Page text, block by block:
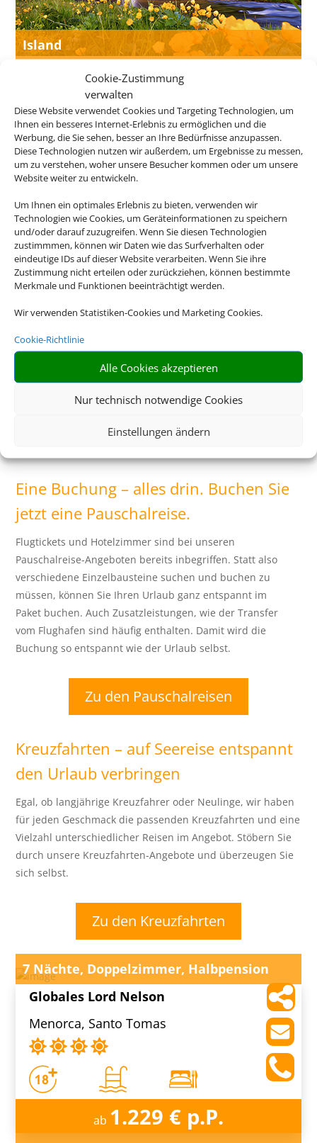
Cookie-Zustimmung
verwalten
Diese Website verwendet Cookies und Targeting Technologien, um
Ihnen ein besseres Internet-Erlebnis zu ermöglichen und die
Werbung, die Sie sehen, besser an Ihre Bedürfnisse anzupassen.
Diese Technologien nutzen wir außerdem, um Ergebnisse zu messen,
um zu verstehen, woher unsere Besucher kommen oder um unsere
Website weiter zu entwickeln.
Um Ihnen ein optimales Erlebnis zu bieten, verwenden wir
Technologien wie Cookies, um Geräteinformationen zu speichern
und/oder darauf zuzugreifen. Wenn Sie diesen Technologien
zustimmmen, können wir Daten wie das Surfverhalten oder
eindeutige IDs auf dieser Website verarbeiten. Wenn Sie ihre
Zustimmung nicht erteilen oder zurückziehen, können bestimmte
Merkmale und Funktionen beeinträchtigt werden.
Wir verwenden Statistiken-Cookies und Marketing Cookies.
Cookie-Richtlinie
Alle Cookies akzeptieren
Nur technisch notwendige Cookies
Einstellungen ändern
Island
Neuseeland
Eine Buchung – alles drin. Buchen Sie
jetzt eine Pauschalreise.
Flugtickets und Hotelzimmer sind bei unseren
Pauschalreise-Angeboten bereits inbegriffen. Statt also
verschiedene Einzelbausteine suchen und buchen zu
müssen, können Sie Ihren Urlaub ganz entspannt im
Paket buchen. Auch Zusatzleistungen, wie der Transfer
vom Flughafen sind häufig enthalten. Damit wird die
Buchung so entspannt wie der Urlaub selbst.
Zu den Pauschalreisen
Kreuzfahrten – auf Seereise entspannt
den Urlaub verbringen
Egal, ob langjährige Kreuzfahrer oder Neulinge, wir haben
für jeden Geschmack die passenden Kreuzfahrten und eine
Vielzahl unterschiedlicher Reisen im Angebot. Stöbern Sie
durch unsere Kreuzfahrten-Angebote und überzeugen Sie
sich selbst.
Zu den Kreuzfahrten
7 Nächte, Doppelzimmer, Halbpension
Globales Lord Nelson
Menorca, Santo Tomas
ab 1.229 € p.P.